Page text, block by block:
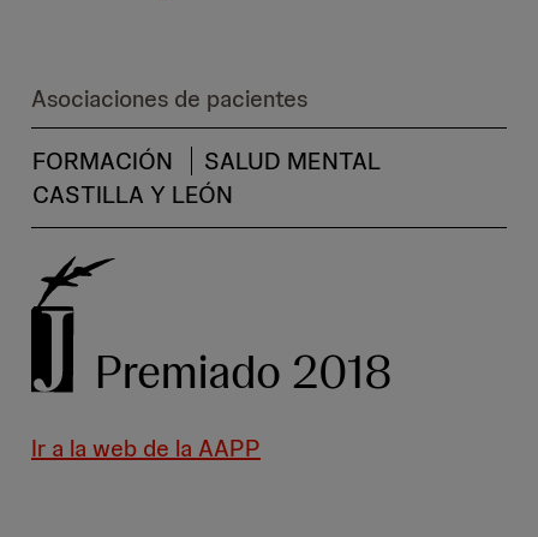
Asociaciones de pacientes
FORMACIÓN
SALUD MENTAL
CASTILLA Y LEÓN
Premiado 2018
Ir a la web de la AAPP